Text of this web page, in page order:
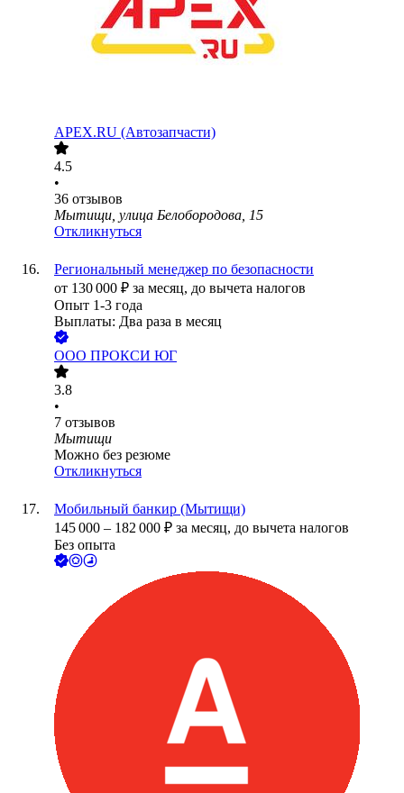
APEX.RU (Автозапчасти)
4.5
•
36 отзывов
Мытищи, улица Белобородова, 15
Откликнуться
Региональный менеджер по безопасности
от 130 000 ₽ за месяц, до вычета налогов
Опыт 1-3 года
Выплаты: Два раза в месяц
ООО ПРОКСИ ЮГ
3.8
•
7 отзывов
Мытищи
Можно без резюме
Откликнуться
Мобильный банкир (Мытищи)
145 000 – 182 000 ₽ за месяц, до вычета налогов
Без опыта